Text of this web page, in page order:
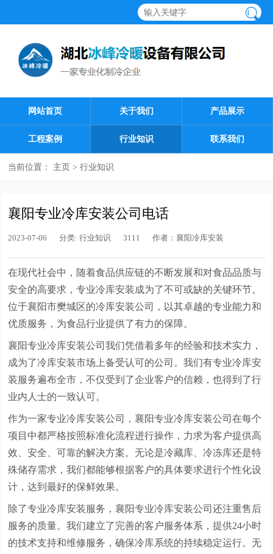
网站首页 关于我们 产品展示
工程案例 行业知识 联系我们
当前位置： 主页 > 行业知识
襄阳专业冷库安装公司电话
2023-07-06 分类: 行业知识 3111 作者： 襄阳冷库安装
在现代社会中，随着食品供应链的不断发展和对食品品质与
安全的高要求，专业冷库安装成为了不可或缺的关键环节。
位于襄阳市樊城区的冷库安装公司，以其卓越的专业能力和
优质服务，为食品行业提供了有力的保障。
襄阳专业冷库安装公司我们凭借着多年的经验和技术实力，
成为了冷库安装市场上备受认可的公司。我们有专业冷库安
装服务遍布全市，不仅受到了企业客户的信赖，也得到了行
业内人士的一致认可。
作为一家专业冷库安装公司，襄阳专业冷库安装公司在每个
项目中都严格按照标准化流程进行操作，力求为客户提供高
效、安全、可靠的解决方案。无论是冷藏库、冷冻库还是特
殊储存需求，我们都能够根据客户的具体要求进行个性化设
计，达到最好的保鲜效果。
除了专业冷库安装服务，襄阳专业冷库安装公司还注重售后
服务的质量。我们建立了完善的客户服务体系，提供24小时
的技术支持和维修服务，确保冷库系统的持续稳定运行。无